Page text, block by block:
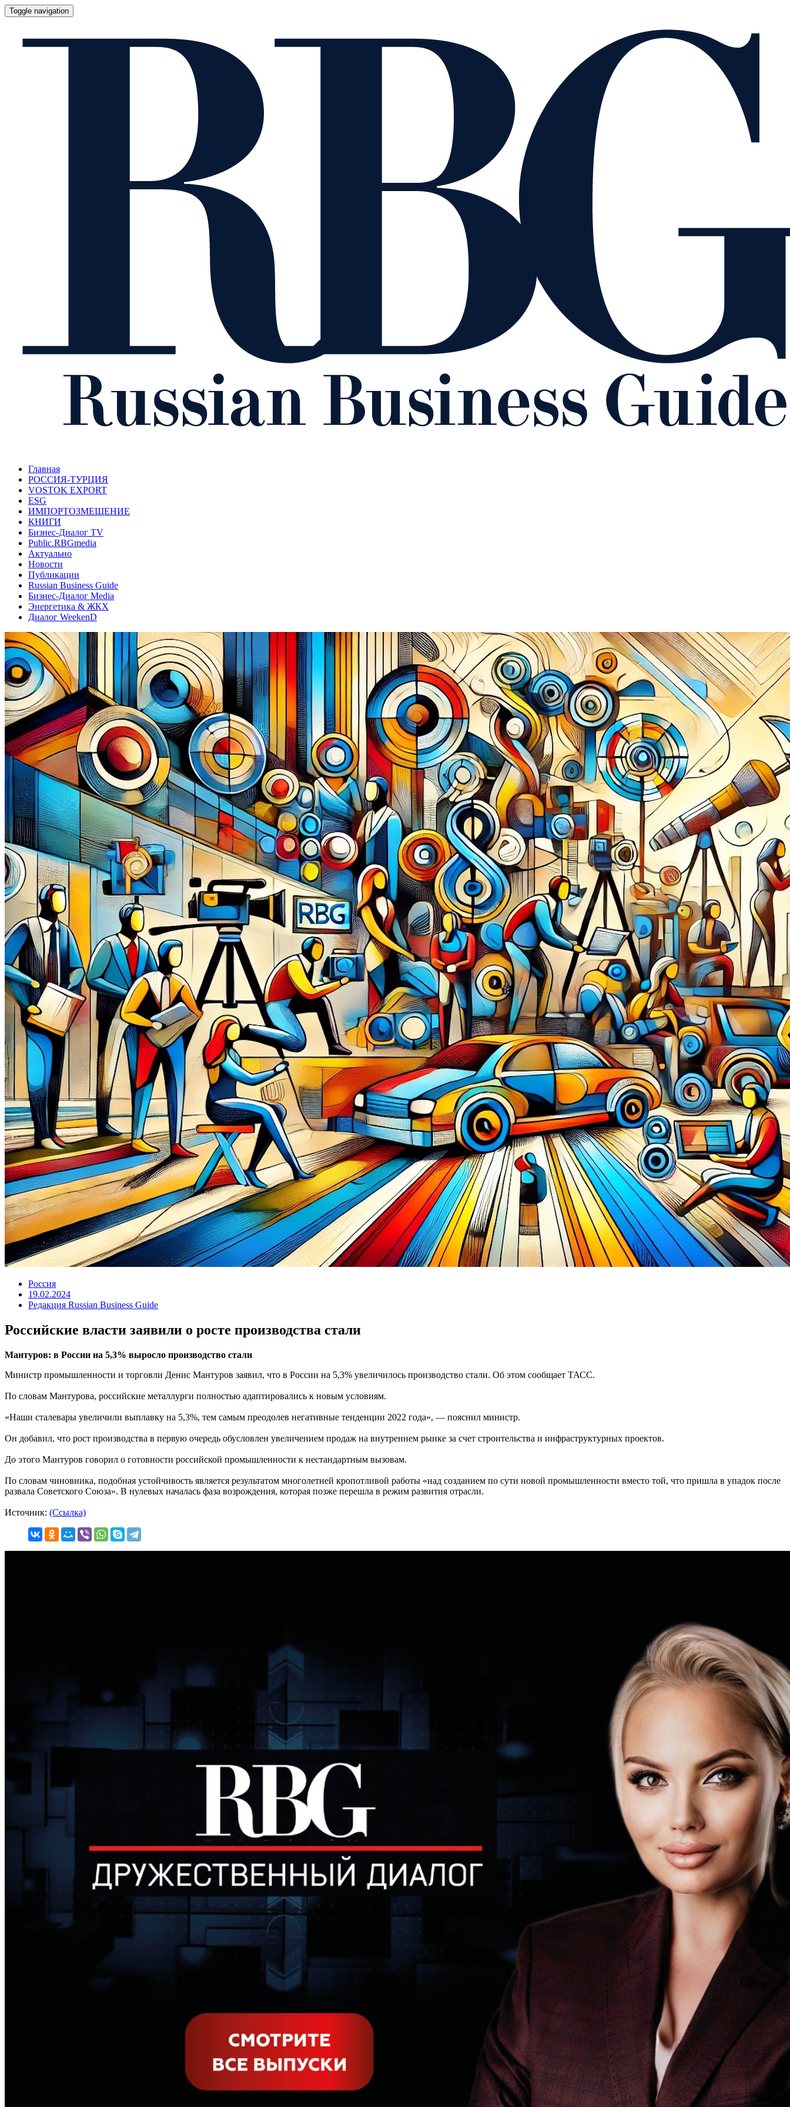
Toggle navigation
Главная
РОССИЯ-ТУРЦИЯ
VOSTOK EXPORT
ESG
ИМПОРТОЗМЕЩЕНИЕ
КНИГИ
Бизнес-Диалог TV
Public.RBGmedia
Актуально
Новости
Публикации
Russian Business Guide
Бизнес-Диалог Media
Энергетика & ЖКХ
Диалог WeekenD
Россия
19.02.2024
Редакция Russian Business Guide
Российские власти заявили о росте производства стали
Мантуров: в России на 5,3% выросло производство стали
Министр промышленности и торговли Денис Мантуров заявил, что в России на 5,3% увеличилось производство стали. Об этом сообщает ТАСС.
По словам Мантурова, российские металлурги полностью адаптировались к новым условиям.
«Наши сталевары увеличили выплавку на 5,3%, тем самым преодолев негативные тенденции 2022 года», — пояснил министр.
Он добавил, что рост производства в первую очередь обусловлен увеличением продаж на внутреннем рынке за счет строительства и инфраструктурных проектов.
До этого Мантуров говорил о готовности российской промышленности к нестандартным вызовам.
По словам чиновника, подобная устойчивость является результатом многолетней кропотливой работы «над созданием по сути новой промышленности вместо той, что пришла в упадок после
развала Советского Союза». В нулевых началась фаза возрождения, которая позже перешла в режим развития отрасли.
Источник: (Ссылка)